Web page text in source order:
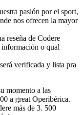
pasión por el sport,
nos ofrecen la mayor
reseña de Codere
o qual
verificada y lista pra
momento a las
a great Operibérica.
más de 3. 500